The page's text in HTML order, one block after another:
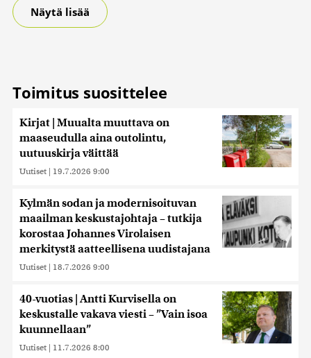
Näytä lisää
Toimitus suosittelee
Kirjat | Muualta muuttava on
maaseudulla aina outolintu,
uutuuskirja väittää
Uutiset | 19.7.2026 9:00
Kylmän sodan ja modernisoituvan
maailman keskustajohtaja – tutkija
korostaa Johannes Virolaisen
merkitystä aatteellisena uudistajana
Uutiset | 18.7.2026 9:00
40-vuotias | Antti Kurvisella on
keskustalle vakava viesti – ”Vain isoa
kuunnellaan”
Uutiset | 11.7.2026 8:00